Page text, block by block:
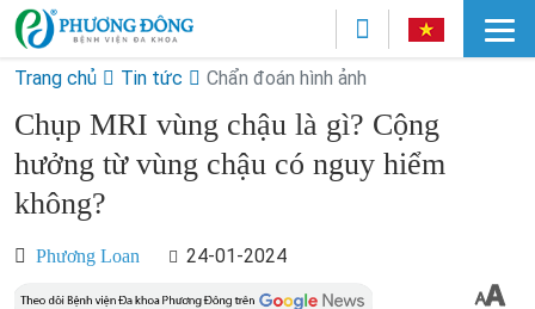
Trang chủ Tin tức Chẩn đoán hình ảnh
Chụp MRI vùng chậu là gì? Cộng
hưởng từ vùng chậu có nguy hiểm
không?
Phương Loan 24-01-2024